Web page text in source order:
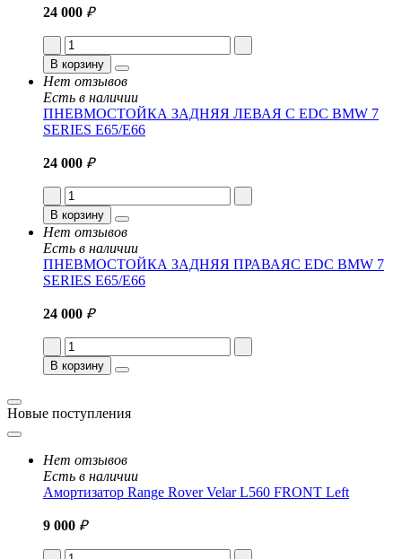
24 000 ₽
В корзину
Нет отзывов
Есть в наличии
ПНЕВМОСТОЙКА ЗАДНЯЯ ЛЕВАЯ С EDC BMW 7
SERIES E65/E66
24 000 ₽
В корзину
Нет отзывов
Есть в наличии
ПНЕВМОСТОЙКА ЗАДНЯЯ ПРАВАЯС EDC BMW 7
SERIES E65/E66
24 000 ₽
В корзину
Новые поступления
Нет отзывов
Есть в наличии
Амортизатор Range Rover Velar L560 FRONT Left
9 000 ₽